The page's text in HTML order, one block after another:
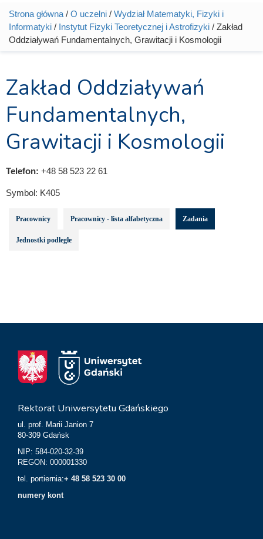
Jesteś tutaj
Strona główna / O uczelni / Wydział Matematyki, Fizyki i
Informatyki / Instytut Fizyki Teoretycznej i Astrofizyki / Zakład
Oddziaływań Fundamentalnych, Grawitacji i Kosmologii
Zakład Oddziaływań
Fundamentalnych,
Grawitacji i Kosmologii
Telefon: +48 58 523 22 61
Symbol: K405
Pracownicy Pracownicy - lista alfabetyczna Zadania
Jednostki podległe
Rektorat Uniwersytetu Gdańskiego
ul. prof. Marii Janion 7
80-309 Gdańsk
NIP: 584-020-32-39
REGON: 000001330
tel. portiernia:+ 48 58 523 30 00
numery kont